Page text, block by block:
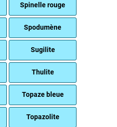
Spinelle rouge
Spodumène
Sugilite
Thulite
Topaze bleue
Topazolite